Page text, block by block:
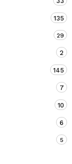
135
29
2
145
7
10
6
5